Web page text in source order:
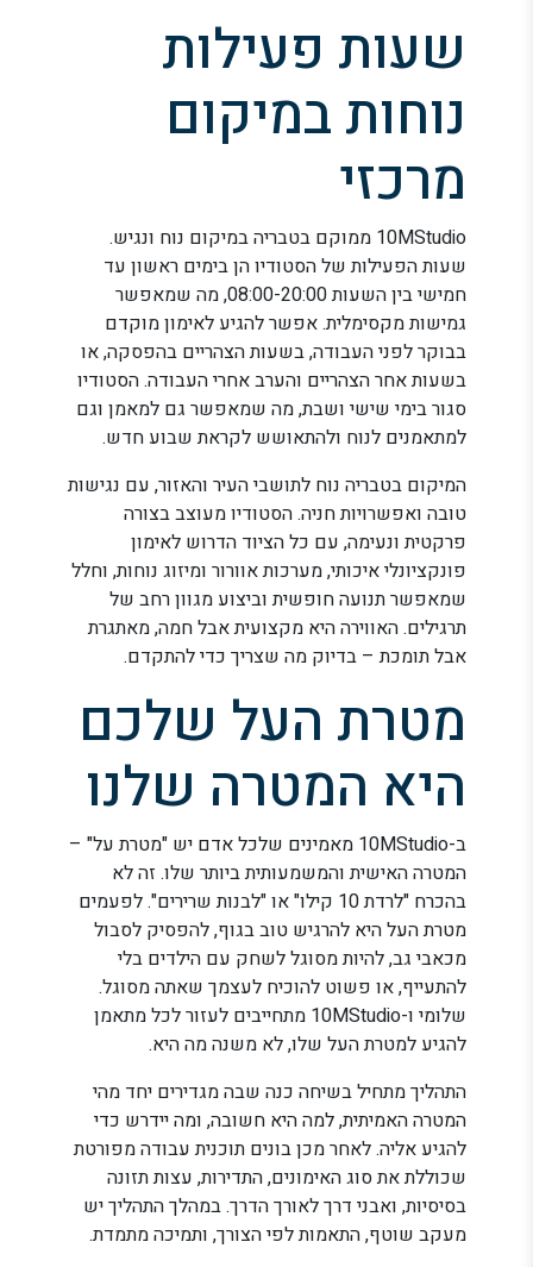
שעות פעילות
נוחות במיקום
מרכזי
10MStudio ממוקם בטבריה במיקום נוח ונגיש.
שעות הפעילות של הסטודיו הן בימים ראשון עד
חמישי בין השעות 08:00-20:00, מה שמאפשר
גמישות מקסימלית. אפשר להגיע לאימון מוקדם
בבוקר לפני העבודה, בשעות הצהריים בהפסקה, או
בשעות אחר הצהריים והערב אחרי העבודה. הסטודיו
סגור בימי שישי ושבת, מה שמאפשר גם למאמן וגם
למתאמנים לנוח ולהתאושש לקראת שבוע חדש.
המיקום בטבריה נוח לתושבי העיר והאזור, עם נגישות
טובה ואפשרויות חניה. הסטודיו מעוצב בצורה
פרקטית ונעימה, עם כל הציוד הדרוש לאימון
פונקציונלי איכותי, מערכות אוורור ומיזוג נוחות, וחלל
שמאפשר תנועה חופשית וביצוע מגוון רחב של
תרגילים. האווירה היא מקצועית אבל חמה, מאתגרת
אבל תומכת – בדיוק מה שצריך כדי להתקדם.
מטרת העל שלכם
היא המטרה שלנו
ב-10MStudio מאמינים שלכל אדם יש "מטרת על" –
המטרה האישית והמשמעותית ביותר שלו. זה לא
בהכרח "לרדת 10 קילו" או "לבנות שרירים". לפעמים
מטרת העל היא להרגיש טוב בגוף, להפסיק לסבול
מכאבי גב, להיות מסוגל לשחק עם הילדים בלי
להתעייף, או פשוט להוכיח לעצמך שאתה מסוגל.
שלומי ו-10MStudio מתחייבים לעזור לכל מתאמן
להגיע למטרת העל שלו, לא משנה מה היא.
התהליך מתחיל בשיחה כנה שבה מגדירים יחד מהי
המטרה האמיתית, למה היא חשובה, ומה יידרש כדי
להגיע אליה. לאחר מכן בונים תוכנית עבודה מפורטת
שכוללת את סוג האימונים, התדירות, עצות תזונה
בסיסיות, ואבני דרך לאורך הדרך. במהלך התהליך יש
מעקב שוטף, התאמות לפי הצורך, ותמיכה מתמדת.